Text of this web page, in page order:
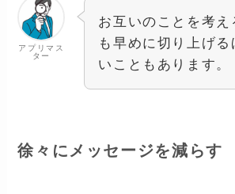
アプリマス
ター
お互いのことを考え
も早めに切り上げる
いこともあります。
徐々にメッセージを減らす